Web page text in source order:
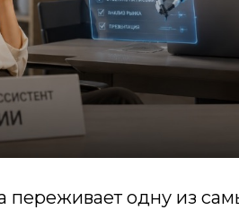
переживает одну из